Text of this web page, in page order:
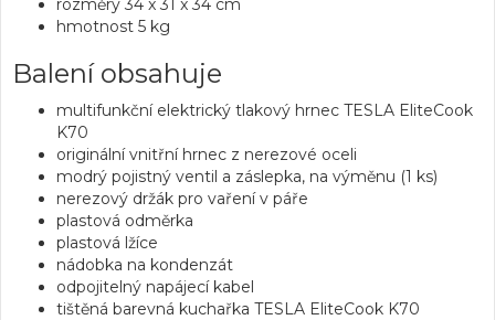
rozměry 34 x 31 x 34 cm
hmotnost 5 kg
Balení obsahuje
multifunkční elektrický tlakový hrnec TESLA EliteCook
K70
originální vnitřní hrnec z nerezové oceli
modrý pojistný ventil a záslepka, na výměnu (1 ks)
nerezový držák pro vaření v páře
plastová odměrka
plastová lžíce
nádobka na kondenzát
odpojitelný napájecí kabel
tištěná barevná kuchařka TESLA EliteCook K70